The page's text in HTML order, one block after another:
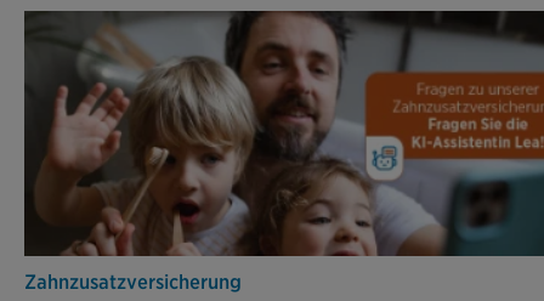
Zahn­zusatz­versicherung